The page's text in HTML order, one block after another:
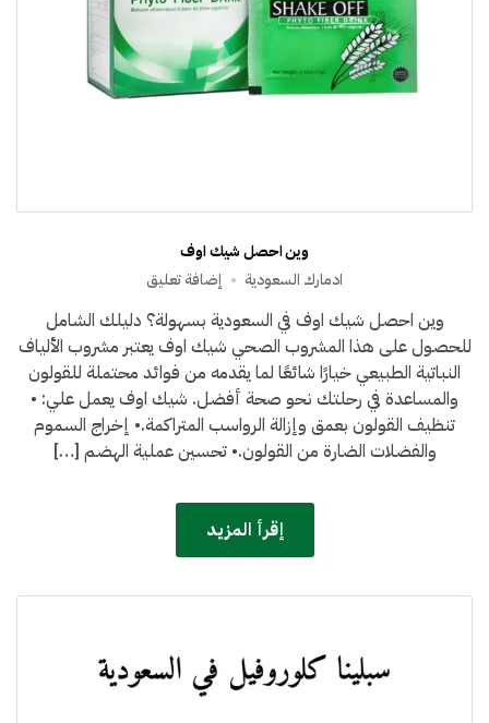
وين احصل شيك اوف
ادمارك السعودية
إضافة تعليق
احصل
شيك
اوف
وين احصل شيك اوف في السعودية بسهولة؟ دليلك الشامل
للحصول على هذا المشروب الصحي شيك اوف يعتبر مشروب الألياف
النباتية الطبيعي خيارًا شائعًا لما يقدمه من فوائد محتملة للقولون
والمساعدة في رحلتك نحو صحة أفضل. شيك اوف يعمل علي: •
تنظيف القولون بعمق وإزالة الرواسب المتراكمة.• إخراج السموم
والفضلات الضارة من القولون.• تحسين عملية الهضم […]
إقرأ المزيد